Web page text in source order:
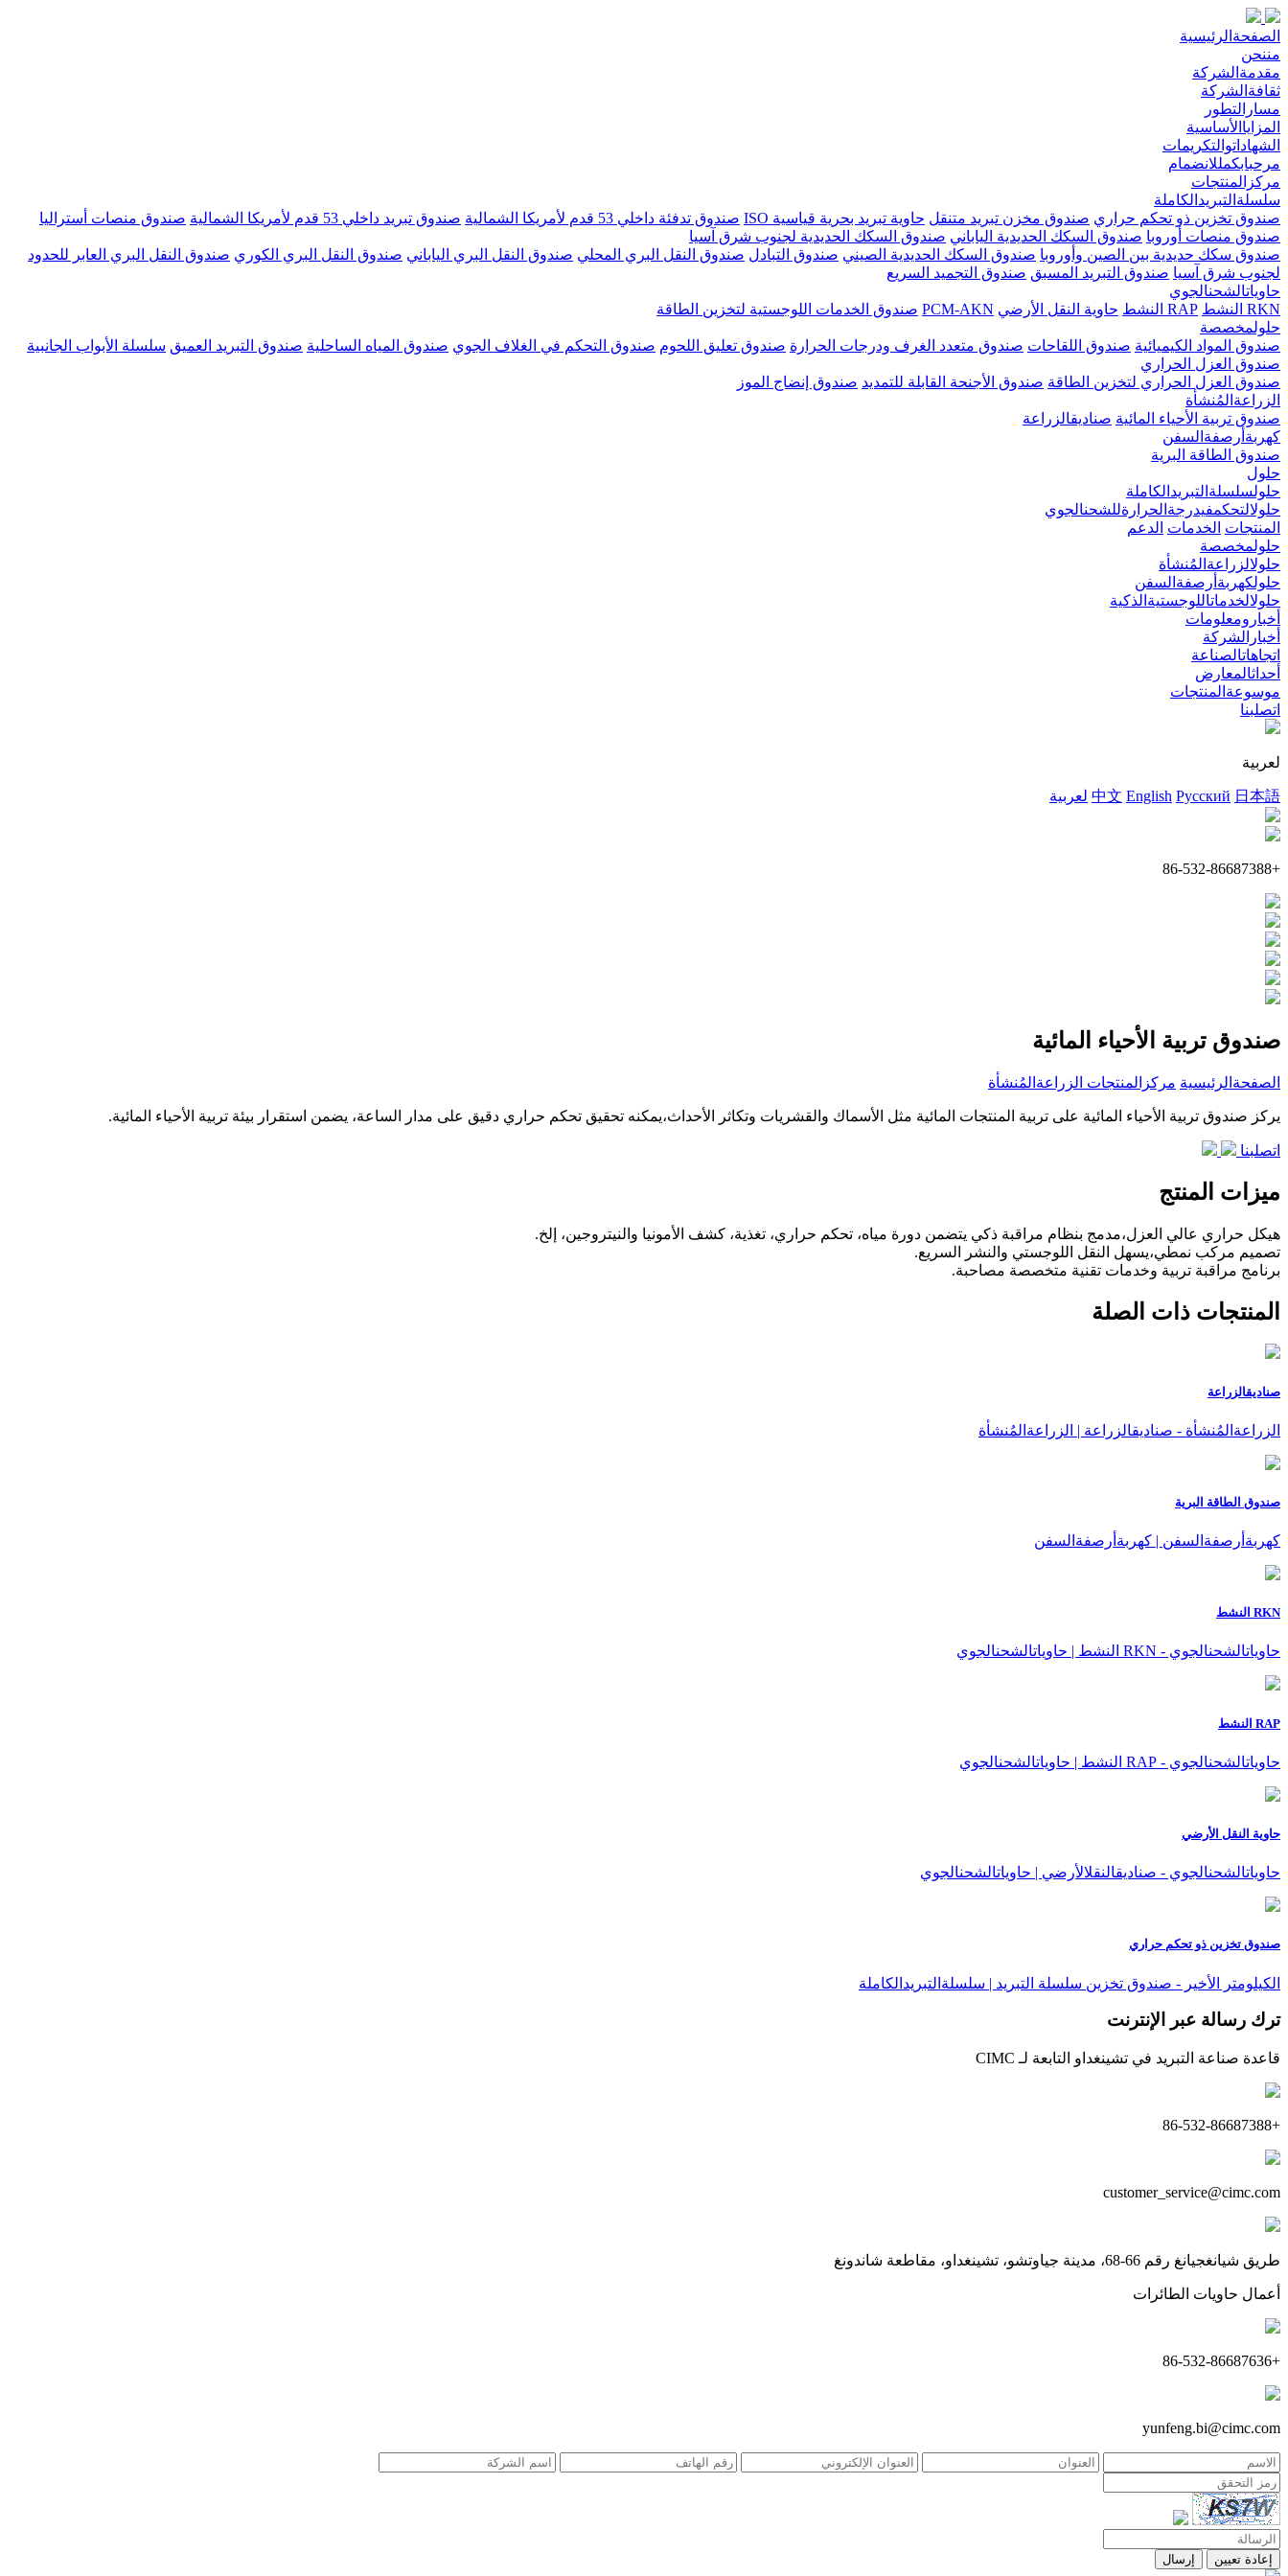
الصفحةالرئيسية
مننحن
مقدمةالشركة
ثقافةالشركة
مسارالتطور
المزاياالأساسية
الشهاداتوالتكريمات
مرحبابكمللانضمام
مركزالمنتجات
سلسلةالتبريدالكاملة
صندوق تخزين ذو تحكم حراري صندوق مخزن تبريد متنقل حاوية تبريد بحرية قياسية ISO صندوق تدفئة داخلي 53 قدم لأمريكا الشمالية صندوق تبريد داخلي 53 قدم لأمريكا الشمالية
صندوق منصات أستراليا
صندوق منصات أوروبا صندوق السكك الحديدية الياباني صندوق السكك الحديدية لجنوب شرق آسيا
صندوق سكك حديدية بين الصين وأوروبا صندوق السكك الحديدية الصيني صندوق التبادل صندوق النقل البري المحلي صندوق النقل البري الياباني صندوق النقل البري الكوري صندوق النقل البري العابر للحدود
لجنوب شرق آسيا صندوق التبريد المسبق صندوق التجميد السريع
حاوياتالشحنالجوي
RKN النشط
RAP النشط حاوية النقل الأرضي PCM-AKN صندوق الخدمات اللوجستية لتخزين الطاقة
حلولمخصصة
صندوق المواد الكيميائية صندوق اللقاحات صندوق متعدد الغرف ودرجات الحرارة صندوق تعليق اللحوم صندوق التحكم في الغلاف الجوي صندوق المياه الساحلية صندوق التبريد العميق سلسلة الأبواب الجانبية
صندوق العزل الحراري
صندوق العزل الحراري لتخزين الطاقة صندوق الأجنحة القابلة للتمديد صندوق إنضاج الموز
الزراعةالمُنشأة
صندوق تربية الأحياء المائية صناديقالزراعة
كهربةأرصفةالسفن
صندوق الطاقة البرية
حلول
حلولسلسلةالتبريدالكاملة
حلولالتحكمفيدرجةالحرارةللشحنالجوي
المنتجات الخدمات الدعم
حلولمخصصة
حلولالزراعةالمُنشأة
حلولكهربةأرصفةالسفن
حلولالخدماتاللوجستيةالذكية
أخبارومعلومات
أخبارالشركة
اتجاهاتالصناعة
أحداثالمعارض
موسوعةالمنتجات
اتصلبنا
لعربية
中文 English Русский 日本語 لعربية
+86-532-86687388
صندوق تربية الأحياء المائية
الصفحةالرئيسية مركزالمنتجات الزراعةالمُنشأة
يركز صندوق تربية الأحياء المائية على تربية المنتجات المائية مثل الأسماك والقشريات وتكاثر الأحداث،يمكنه تحقيق تحكم حراري دقيق على مدار الساعة، يضمن استقرار بيئة تربية الأحياء المائية.
اتصلبنا
ميزات المنتج
هيكل حراري عالي العزل،مدمج بنظام مراقبة ذكي يتضمن دورة مياه، تحكم حراري، تغذية، كشف الأمونيا والنيتروجين، إلخ.
تصميم مركب نمطي،يسهل النقل اللوجستي والنشر السريع.
برنامج مراقبة تربية وخدمات تقنية متخصصة مصاحبة.
المنتجات ذات الصلة
صناديقالزراعة
الزراعةالمُنشأة - صناديقالزراعة | الزراعةالمُنشأة
صندوق الطاقة البرية
كهربةأرصفةالسفن | كهربةأرصفةالسفن
RKN النشط
حاوياتالشحنالجوي - RKN النشط | حاوياتالشحنالجوي
RAP النشط
حاوياتالشحنالجوي - RAP النشط | حاوياتالشحنالجوي
حاوية النقل الأرضي
حاوياتالشحنالجوي - صناديقالنقلالأرضي | حاوياتالشحنالجوي
صندوق تخزين ذو تحكم حراري
الكيلومتر الأخير - صندوق تخزين سلسلة التبريد | سلسلةالتبريدالكاملة
ترك رسالة عبر الإنترنت
قاعدة صناعة التبريد في تشينغداو التابعة لـ CIMC
+86-532-86687388
customer_service@cimc.com
طريق شيانغجيانغ رقم 66-68، مدينة جياوتشو، تشينغداو، مقاطعة شاندونغ
أعمال حاويات الطائرات
+86-532-86687636
yunfeng.bi@cimc.com
إعادة تعيين إرسال